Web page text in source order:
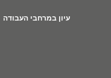
עיון במרחבי העבודה